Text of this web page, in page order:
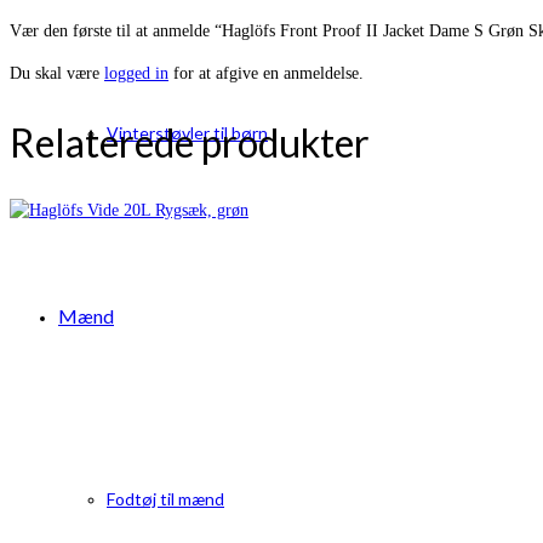
Vinterstøvler til børn
Mænd
Fodtøj til mænd
Vær den første til at anmelde “Haglöfs Front Proof II Jacket Dame S Grøn
Du skal være logged in for at afgive en anmeldelse.
Relaterede produkter